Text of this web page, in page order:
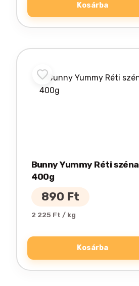
Kosárba
Bunny Yummy Réti széna
400g
890 Ft
2 225 Ft / kg
Kosárba